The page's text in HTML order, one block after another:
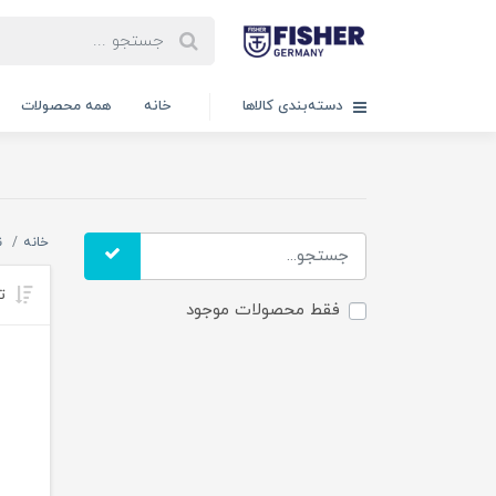
دسته‌بندی کالاها خانه همه محصولات
فقط محصولات موجود
خانه